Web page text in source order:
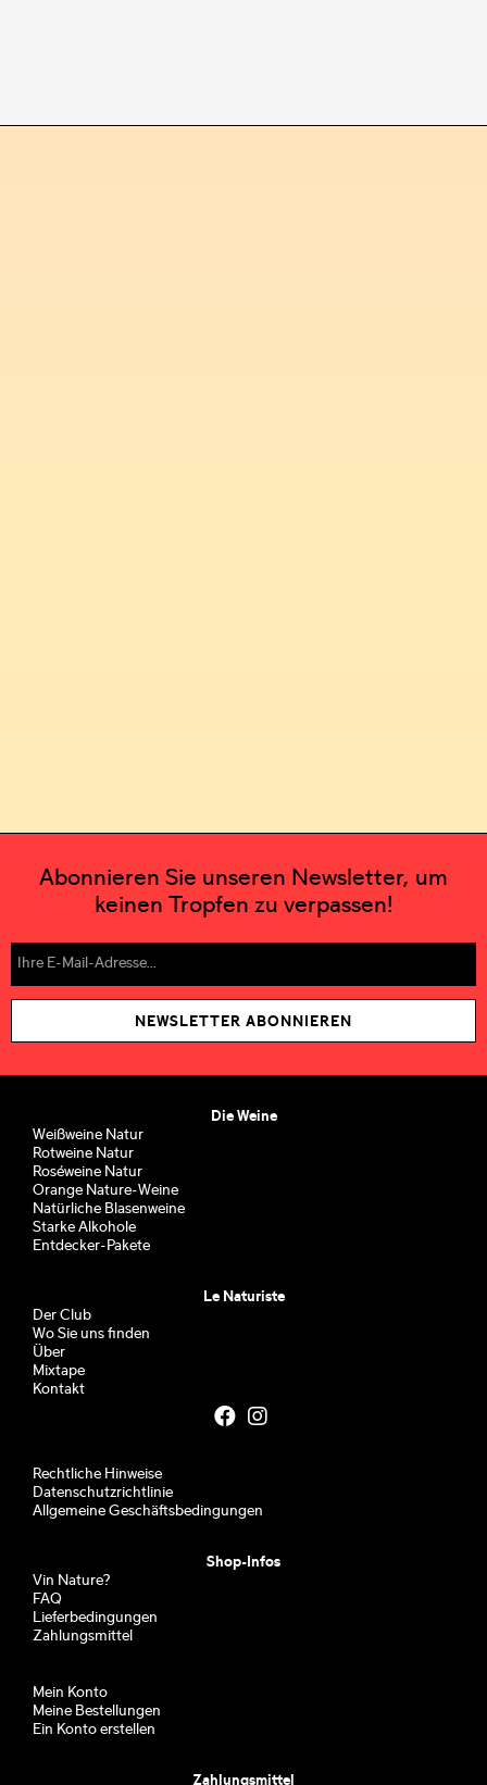
Abonnieren Sie unseren Newsletter, um
keinen Tropfen zu verpassen!
NEWSLETTER ABONNIEREN
Die Weine
Weißweine Natur
Rotweine Natur
Roséweine Natur
Orange Nature-Weine
Natürliche Blasenweine
Starke Alkohole
Entdecker-Pakete
Le Naturiste
Der Club
Wo Sie uns finden
Über
Mixtape
Kontakt
Rechtliche Hinweise
Datenschutzrichtlinie
Allgemeine Geschäftsbedingungen
Shop-Infos
Vin Nature?
FAQ
Lieferbedingungen
Zahlungsmittel
Mein Konto
Meine Bestellungen
Ein Konto erstellen
Zahlungsmittel